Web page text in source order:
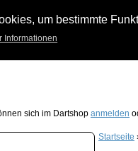
um bestimmte
Informationen
sich im Dartshop anmelden
Startseite